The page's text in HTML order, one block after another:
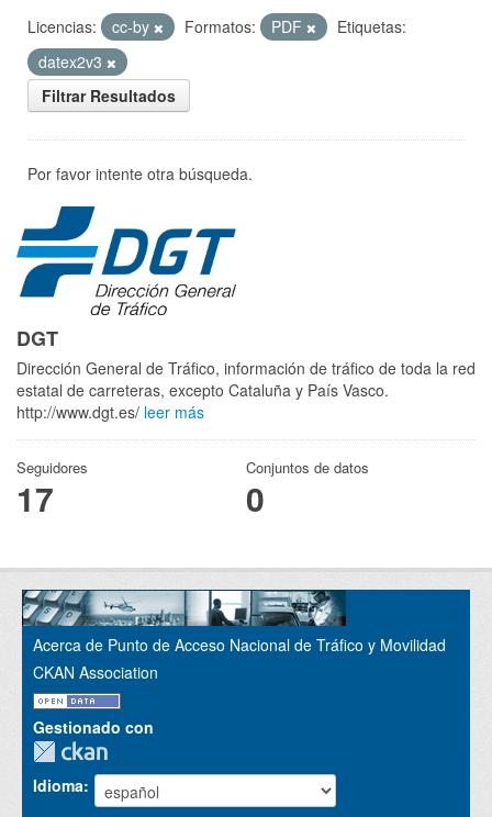
Licencias: cc-by Formatos: PDF
Etiquetas:
datex2v3
Filtrar Resultados
Por favor intente otra búsqueda.
DGT
Dirección General de Tráfico, información de tráfico de toda la red
estatal de carreteras, excepto Cataluña y País Vasco.
http://www.dgt.es/ leer más
Seguidores
17
Conjuntos de datos
0
Acerca de Punto de Acceso Nacional de Tráfico y Movilidad
CKAN Association
Gestionado con
Idioma